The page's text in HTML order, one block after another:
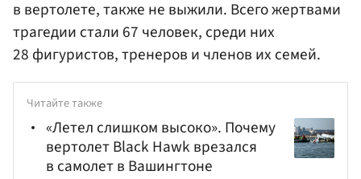
в вертолете, также не выжили. Всего жертвами
трагедии стали 67 человек, среди них
28 фигуристов, тренеров и членов их семей.
Читайте также
«Летел слишком высоко». Почему
вертолет Black Hawk врезался
в самолет в Вашингтоне